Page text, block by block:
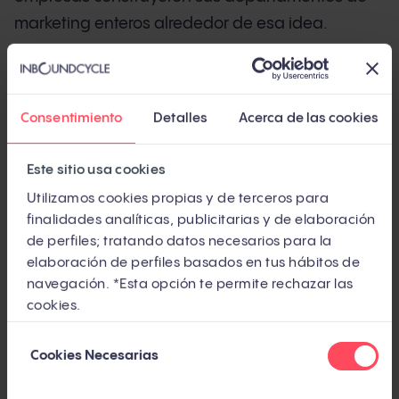
Consentimiento Detalles Acerca de las cookies
Este sitio usa cookies
Utilizamos cookies propias y de terceros para
finalidades analíticas, publicitarias y de elaboración
de perfiles; tratando datos necesarios para la
elaboración de perfiles basados en tus hábitos de
navegación. *Esta opción te permite rechazar las
cookies.
deCookies Necesarias
marketing enteros alrededor de esa idea.
Pero el inbound que conocías ha cambiado. El
no generan ningún clic (SparkToro, 2024,
independiente). ChatGPT procesa entre 250 y
500 millones de consultas a la semana
(Similarweb, 2025, independiente). Y los
compradores B2B completan más del 70% de su
investigación antes de hablar con un comercial
(Forrester, independiente).
Significa que ha mutado. Y si tu estrategia sigue